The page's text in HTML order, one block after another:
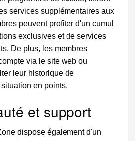
services supplémentaires aux
peuvent profiter d'un cumul
exclusives et de services
De plus, les membres
via le site web ou
leur historique de
en points.
et support
dispose également d'un